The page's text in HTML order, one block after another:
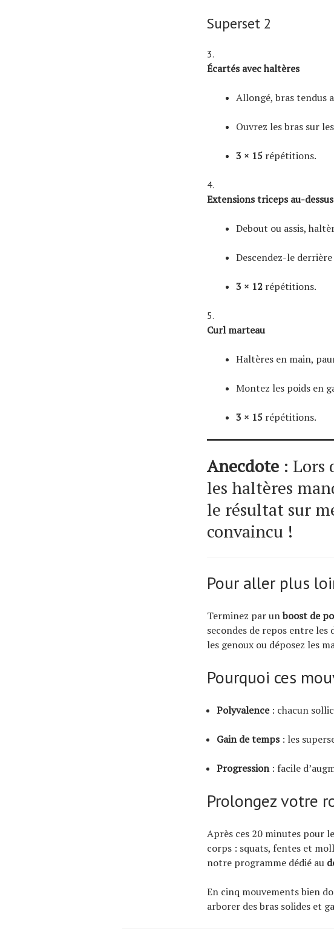
Superset 2
Écartés avec haltères
Allongé, bras tendus
Ouvrez les bras sur
3 × 15 répétitions.
Extensions triceps au-
Debout ou assis,
Descendez-le
3 × 12 répétitions.
Curl marteau
Haltères en main,
Montez les poids en
3 × 15 répétitions.
Anecdote : Lors
les haltères
le résultat sur
convaincu !
Pour aller plus
Terminez par unboost de
secondes de repos entre les
les genoux ou déposez les
Pourquoi ces
Polyvalence: chacun
Gain de temps: les
Progression: facile
Prolongez votre
Après ces 20 minutes pour
corps : squats, fentes et
notre programme dédié au
En cinq mouvements bien
arborer des bras solides et